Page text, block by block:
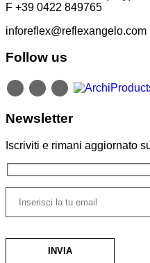
F +39 0422 849765
inforeflex@reflexangelo.com
Follow us
Newsletter
Iscriviti e rimani aggiornato